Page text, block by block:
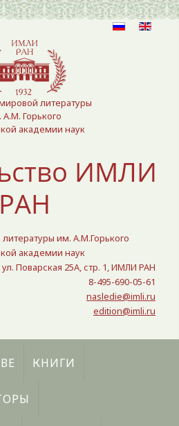
литературы
Горького
академии наук
ИМЛИ
РАН
им. А.М.Горького
академии наук
ул. Поварская 25A, стр. 1, ИМЛИ РАН
8-495-690-05-61
nasledie@imli.ru
edition@imli.ru
КНИГИ